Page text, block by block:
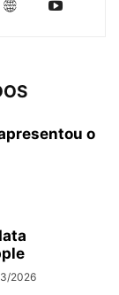
o
2026